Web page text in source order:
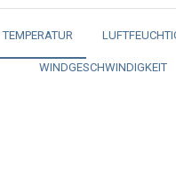
TEMPERATUR
WINDGESCHWINDIGKEIT